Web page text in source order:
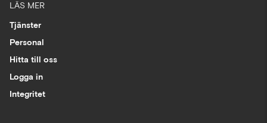
LÄS MER
Tjänster
Personal
Hitta till oss
Logga in
Integritet